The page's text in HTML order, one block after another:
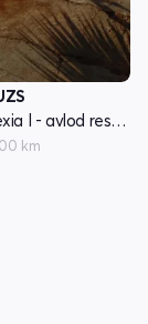
Chevrolet Nexia I - avlod restayling
km